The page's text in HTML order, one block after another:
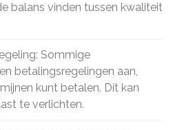
balans vinden tussen kwaliteit
Sommige
betalingsregelingen aan,
kunt betalen. Dit kan
te verlichten.